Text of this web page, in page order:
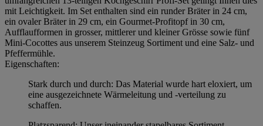
mit Leichtigkeit. Im Set enthalten sind ein runder Bräter in 24 cm,
ein ovaler Bräter in 29 cm, ein Gourmet-Profitopf in 30 cm,
Aufflaufformen in grosser, mittlerer und kleiner Grösse sowie fünf
Mini-Cocottes aus unserem Steinzeug Sortiment und eine Salz- und
Pfeffermühle.
Eigenschaften:
Stark durch und durch: Das Material wurde hart eloxiert, um
eine ausgezeichnete Wärmeleitung und -verteilung zu
schaffen.